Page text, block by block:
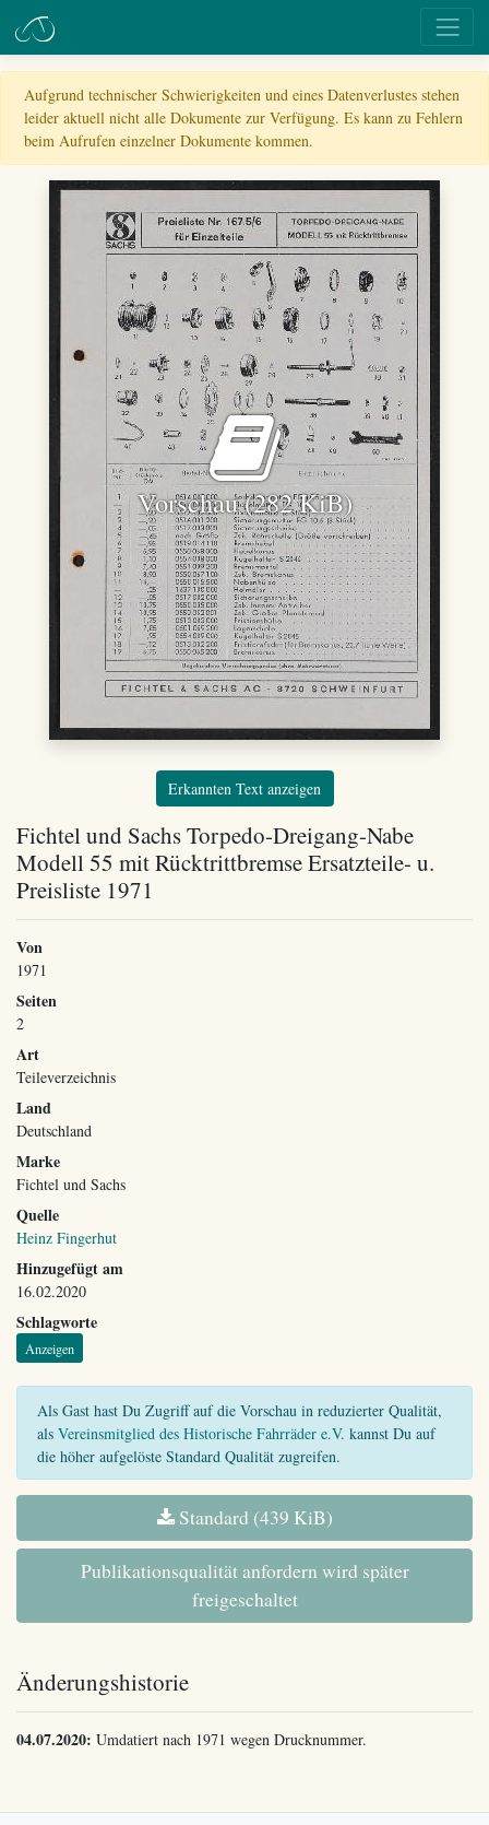
Aufgrund technischer Schwierigkeiten und eines Datenverlustes stehen
leider aktuell nicht alle Dokumente zur Verfügung. Es kann zu Fehlern
beim Aufrufen einzelner Dokumente kommen.
Vorschau (282 KiB)
Erkannten Text anzeigen
Fichtel und Sachs Torpedo-Dreigang-Nabe
Modell 55 mit Rücktrittbremse Ersatzteile- u.
Preisliste 1971
Von
1971
Seiten
2
Art
Teileverzeichnis
Land
Deutschland
Marke
Fichtel und Sachs
Quelle
Heinz Fingerhut
Hinzugefügt am
16.02.2020
Schlagworte
Anzeigen
Als Gast hast Du Zugriff auf die Vorschau in reduzierter Qualität,
als Vereinsmitglied des Historische Fahrräder e.V. kannst Du auf
die höher aufgelöste Standard Qualität zugreifen.
Standard (439 KiB)
Publikationsqualität anfordern wird später
freigeschaltet
Änderungshistorie
04.07.2020: Umdatiert nach 1971 wegen Drucknummer.